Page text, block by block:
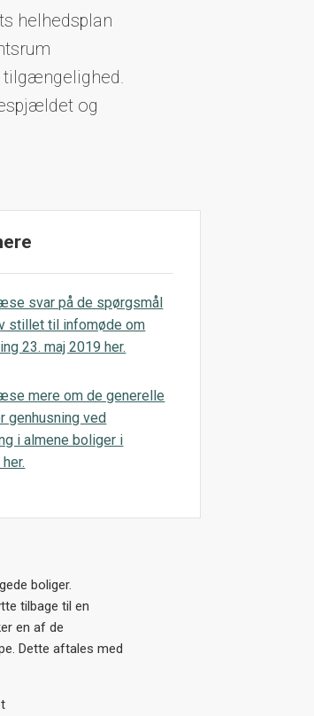
helhedsplan
tilgængelighed.
og
svar på de spørgsmål
stillet til infomøde om
23. maj 2019 her.
mere om de generelle
genhusning ved
i almene boliger i
boliger.
tilbage til en
en af de
Dette aftales med